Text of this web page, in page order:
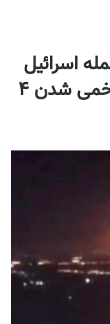
اسرائیل
باعث مرگ ۴ سرباز و زخمی شدن ۴